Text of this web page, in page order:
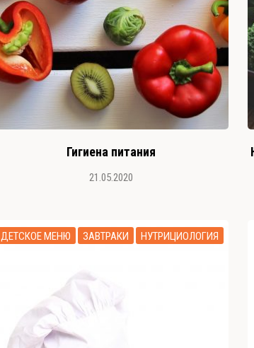
Гигиена питания
21.05.2020
ДЕТСКОЕ МЕНЮ ЗАВТРАКИ НУТРИЦИОЛОГИЯ